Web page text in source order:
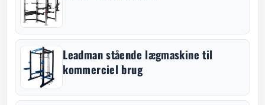
Leadman stående lægmaskine til
kommerciel brug